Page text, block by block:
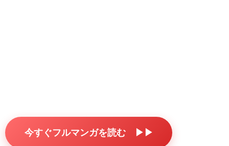
今すぐフルマンガを読む ▶▶